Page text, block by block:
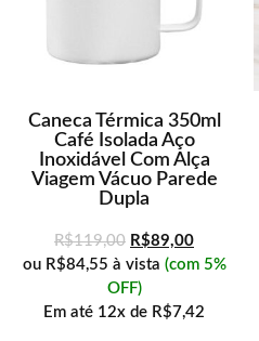
Caneca Térmica 350ml
Café Isolada Aço
Inoxidável Com Alça
Viagem Vácuo Parede
Dupla
R$119,00 R$89,00
ou R$84,55 à vista (com 5%
OFF)
Em até 12x de R$7,42